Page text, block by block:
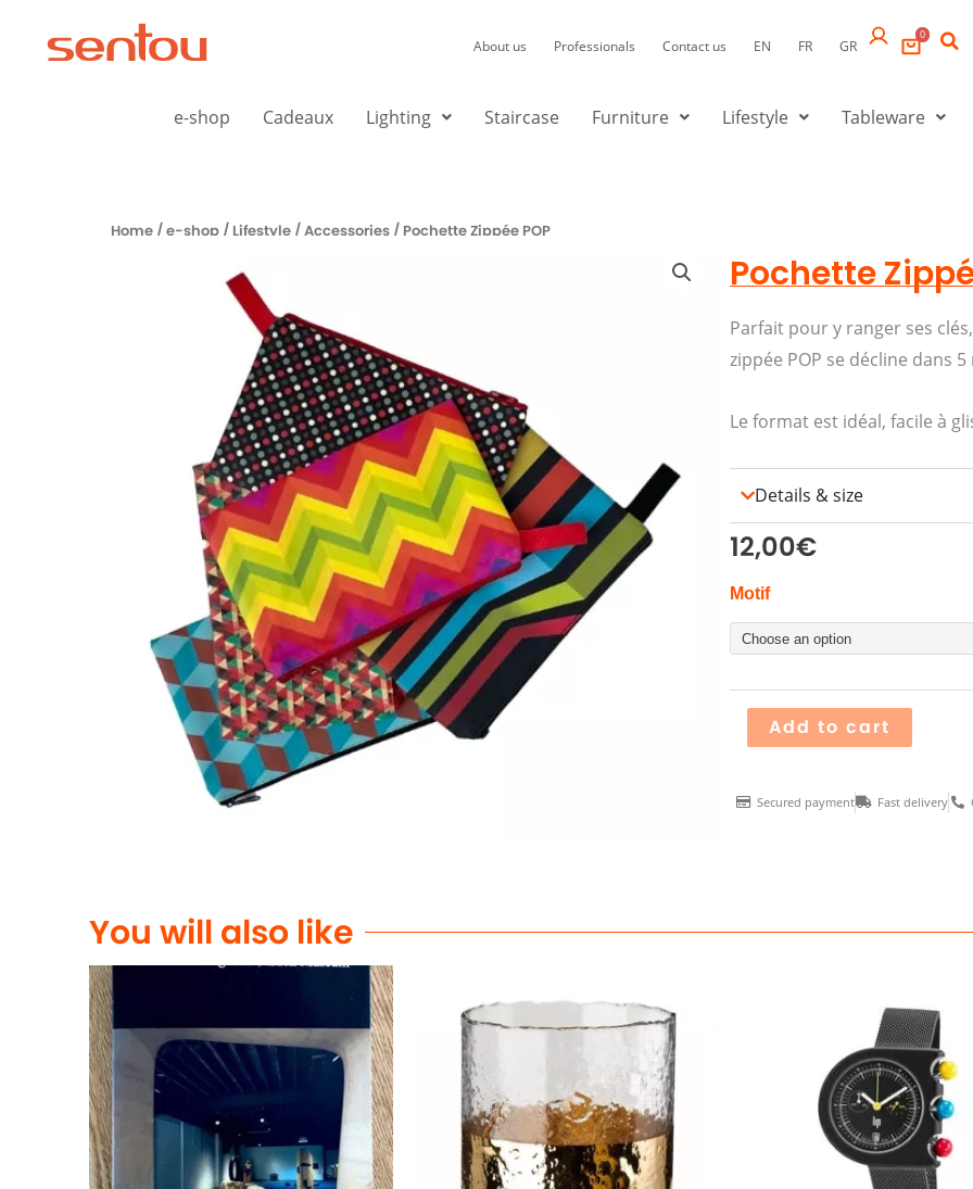
About us Professionals Contact us EN FR GR
0
e-shop Cadeaux Lighting Staircase Furniture Lifestyle Tableware
Home /e-shop / Lifestyle /Accessories / Pochette Zippée POP
Pochette
Parfait pour y ranger ses
zippée POP se décline dans
Le format est idéal, facile à
Details & size
12,00€
Motif
Pochette
Zippée
POP
quantity
Add to cart
Secured payment Fast delivery
You will also like